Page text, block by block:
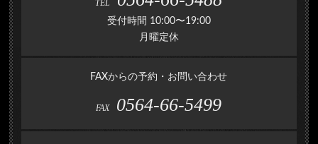
TEL
受付時間 10:00〜19:00
月曜定休
FAXからの予約・お問い合わせ
FAX 0564-66-5499